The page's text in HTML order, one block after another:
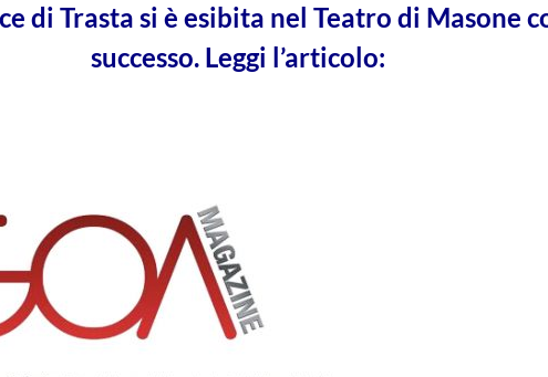
di Trasta si è esibita nel Teatro di Masone
successo. Leggi l’articolo: